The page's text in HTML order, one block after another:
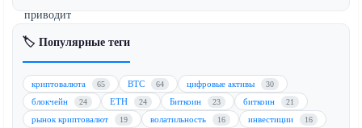
приводит
к
повышению
на
нефть.
Настроения
🏷️ Популярные теги
криптовалюта 65 BTC 64 цифровые активы 30
блокчейн 24 ETH 24 Биткоин 23 биткоин 21
рынок криптовалют 19 волатильность 16 инвестиции 16